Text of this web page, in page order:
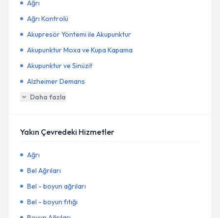
Ağrı
Ağrı Kontrolü
Akupresör Yöntemi ile Akupunktur
Akupunktur Moxa ve Kupa Kapama
Akupunktur ve Sinüzit
Alzheimer Demans
Daha fazla
Yakın Çevredeki Hizmetler
Ağrı
Bel Ağrıları
Bel - boyun ağrıları
Bel - boyun fıtığı